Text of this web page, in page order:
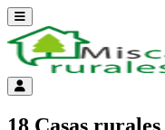
Abrir menú
Menú de cuenta